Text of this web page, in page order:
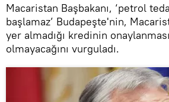
Macaristan Başbakanı, ‘petrol
başlamaz’ Budapeşte'nin,
yer almadığı kredinin
olmayacağını vurguladı.